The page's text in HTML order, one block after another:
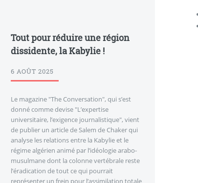
Tout pour réduire une région
dissidente, la Kabylie !
6 AOÛT 2025
Le magazine "The Conversation", qui s’est
donné comme devise "L’expertise
universitaire, l’exigence journalistique", vient
de publier un article de Salem de Chaker qui
analyse les relations entre la Kabylie et le
régime algérien animé par l’idéologie arabo-
musulmane dont la colonne vertébrale reste
l’éradication de tout ce qui pourrait
représenter un frein pour l’assimilation totale